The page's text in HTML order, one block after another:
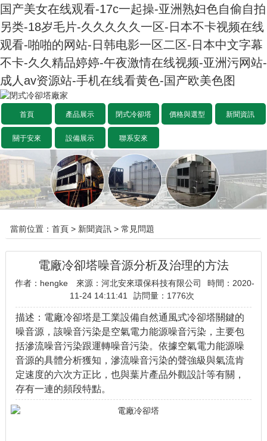
国产美女在线观看-17c一起操-亚洲熟妇色自偷自拍
另类-18岁毛片-久久久久久一区-日本不卡视频在线
观看-啪啪的网站-日韩电影一区二区-日本中文字幕
不卡-久久精品婷婷-午夜激情在线视频-亚洲污网站-
成人av资源站-手机在线看黄色-国产欧美色图
首頁 產品展示 閉式冷卻塔 價格與選型 新聞資訊
關于安來 設備展示 聯系安來
當前位置： 首頁> 新聞資訊> 常見問題
電廠冷卻塔噪音源分析及治理的方法
作者：hengke 來源：河北安來環保科技有限公司
時間：2020-
11-24 14:11:41
訪問量： 1776次
描述：電廠冷卻塔是工業設備自然通風式冷卻塔關鍵的
噪音源，該噪音污染是空氣電力能源噪音污染，主要包
括滲流噪音污染跟運轉噪音污染。依據空氣電力能源噪
音源的具體分析獲知，滲流噪音污染的聲強級與氣流肯
定速度的六次方正比，也與葉片產品外觀設計等有關，
存有一連的頻段特點。